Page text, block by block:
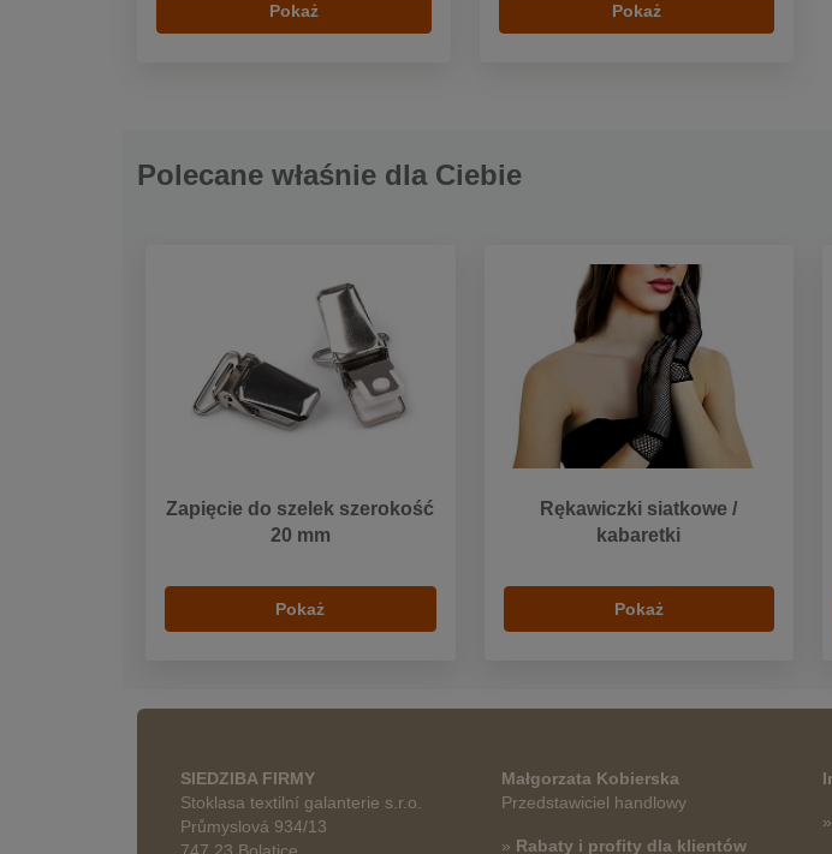
Pokaż Pokaż
Polecane właśnie dla Ciebie
Zapięcie do szelek szerokość
20 mm
Pokaż
Rękawiczki siatkowe /
kabaretki
Pokaż
SIEDZIBA FIRMY
Stoklasa textilní galanterie s.r.o.
Průmyslová 934/13
Małgorzata Kobierska
Przedstawiciel handlowy
» Rabaty i profity dla klientów